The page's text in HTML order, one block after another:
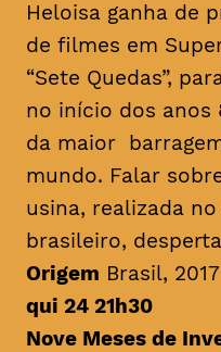
Heloisa ganha de
de filmes em
“Sete Quedas”,
no início dos anos
da maior
mundo. Falar
usina, realizada
brasileiro,
Origem Brasil,
qui 24 21h30
Nove Meses de